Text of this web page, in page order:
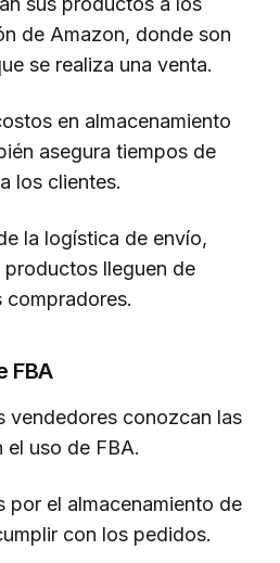
de Amazon, donde son
se realiza una venta.
en almacenamiento
asegura tiempos de
los clientes.
la logística de envío,
lleguen de
compradores.
FBA
vendedores conozcan las
uso de FBA.
por el almacenamiento de
con los pedidos.